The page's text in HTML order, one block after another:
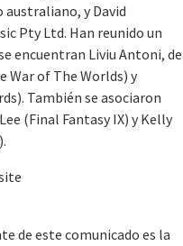
australiano, y David
Pty Ltd. Han reunido un
encuentran Liviu Antoni, de
War of The Worlds) y
También se asociaron
(Final Fantasy IX) y Kelly
de este comunicado es la